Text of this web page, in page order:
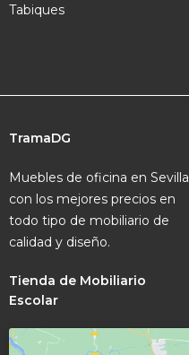
Tabiques
TramaDG
Muebles de oficina en Sevilla
con los mejores precios en
todo tipo de mobiliario de
calidad y diseño.
Tienda de Mobiliario
Escolar